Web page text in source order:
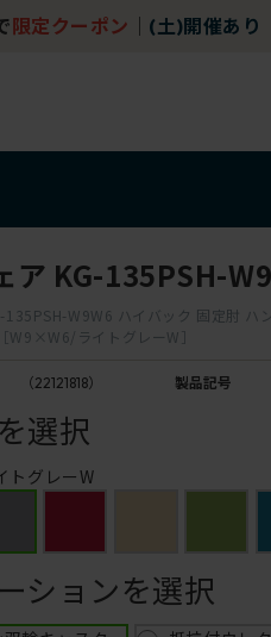
限定クーポン (土)開催あり
ア KG-135PSH-
135PSH-W9W6 ハイバック 固定肘 ハ
W9×W6/ライトグレーW］
（22121818） 製品記号
選択
グレーW
ションを選択